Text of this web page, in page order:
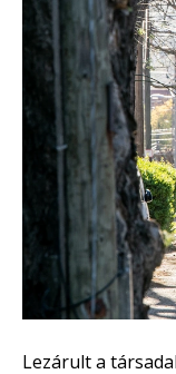
Lezárulta